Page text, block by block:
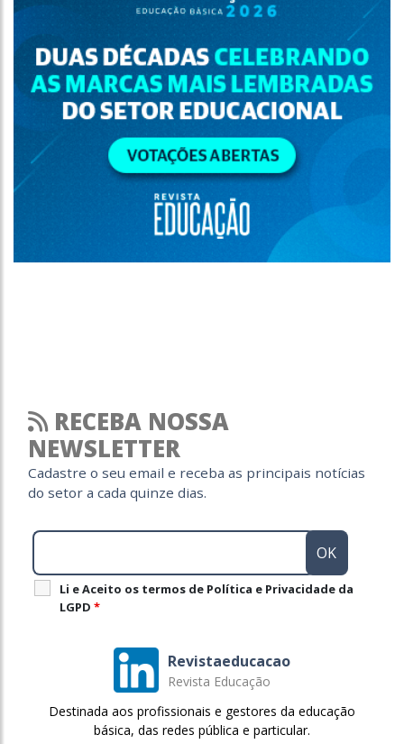
RECEBA NOSSA
NEWSLETTER
Cadastre o seu email e receba as principais notícias
do setor a cada quinze dias.
Li e Aceito os termos de Política e Privacidade da
LGPD *
Revistaeducacao
Revista Educação
Destinada aos profissionais e gestores da educação
básica, das redes pública e particular.